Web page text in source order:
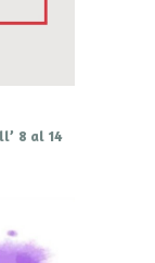
8 al 14